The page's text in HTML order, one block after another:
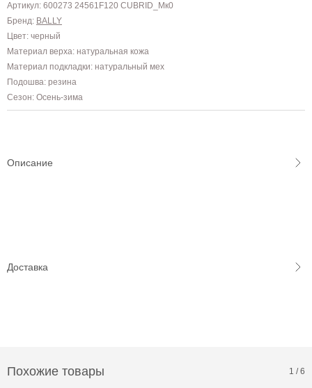
Артикул: 600273 24561F120 CUBRID_Мк0
Бренд: BALLY
Цвет: черный
Материал верха: натуральная кожа
Материал подкладки: натуральный мех
Подошва: резина
Сезон: Осень-зима
Описание
Доставка
Похожие товары 1 /6